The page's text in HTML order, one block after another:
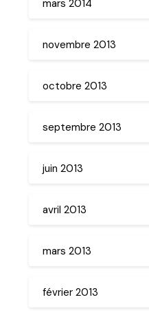
mars 2014
novembre 2013
octobre 2013
septembre 2013
juin 2013
avril 2013
mars 2013
février 2013